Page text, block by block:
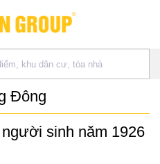
Đông
sinh năm 1926